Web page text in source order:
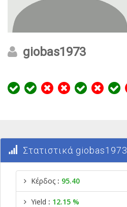
giobas1973
Στατιστικά giobas1973
Κέρδος : 95.40
Yield : 12.15 %